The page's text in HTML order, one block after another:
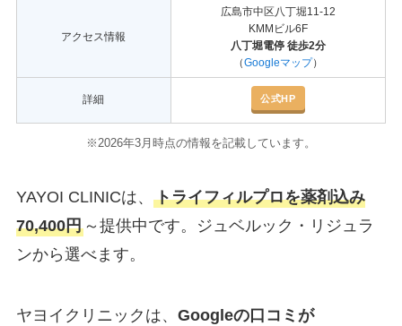
アクセス情報
広島市中区八丁堀11-12
KMMビル6F
八丁堀電停 徒歩2分
（Googleマップ）
詳細 公式HP
※2026年3月時点の情報を記載しています。
YAYOI CLINICは、 トライフィルプロを薬剤込み
70,400円～提供中です。ジュベルック・リジュラ
ンから選べます。
ヤヨイクリニックは、 Googleの口コミが